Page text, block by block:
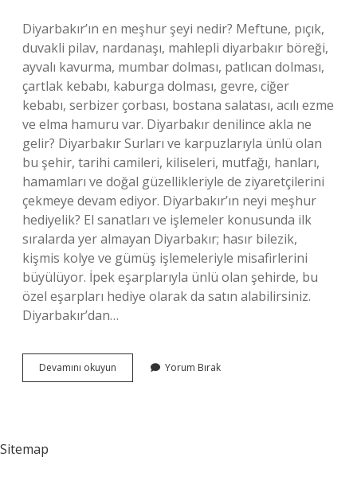
Diyarbakır’ın en meşhur şeyi nedir? Meftune, pıçık,
duvakli pilav, nardanaşı, mahlepli diyarbakır böreği,
ayvalı kavurma, mumbar dolması, patlıcan dolması,
çartlak kebabı, kaburga dolması, gevre, ciğer
kebabı, serbizer çorbası, bostana salatası, acılı ezme
ve elma hamuru var. Diyarbakır denilince akla ne
gelir? Diyarbakır Surları ve karpuzlarıyla ünlü olan
bu şehir, tarihi camileri, kiliseleri, mutfağı, hanları,
hamamları ve doğal güzellikleriyle de ziyaretçilerini
çekmeye devam ediyor. Diyarbakır’ın neyi meşhur
hediyelik? El sanatları ve işlemeler konusunda ilk
sıralarda yer almayan Diyarbakır; hasır bilezik,
kişmis kolye ve gümüş işlemeleriyle misafirlerini
büyülüyor. İpek eşarplarıyla ünlü olan şehirde, bu
özel eşarpları hediye olarak da satın alabilirsiniz.
Diyarbakır’dan…
Devamını okuyun Diyarbakırın
En
Yorum Bırak
Sitemap